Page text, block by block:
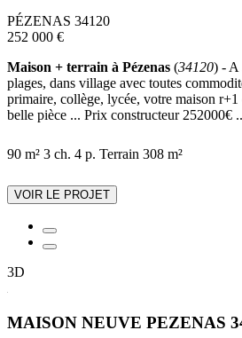
PÉZENAS 34120
252 000 €
Maison + terrain à Pézenas (34120) - A
plages, dans village avec toutes
primaire, collège, lycée, votre maison
belle pièce ... Prix constructeur 252000€
90 m² 3 ch. 4 p. Terrain 308 m²
VOIR LE PROJET
3D
MAISON NEUVE PEZENAS